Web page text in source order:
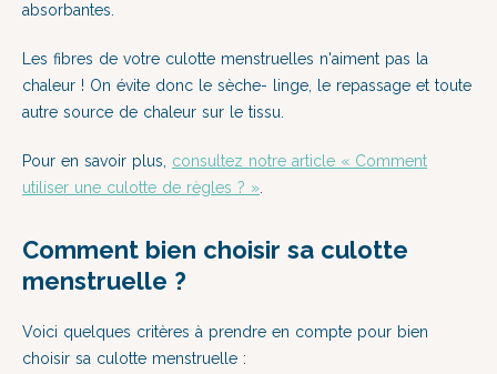
absorbantes.
Les fibres de votre culotte menstruelles n'aiment pas la
chaleur ! On évite donc le sèche- linge, le repassage et toute
autre source de chaleur sur le tissu.
Pour en savoir plus, consultez notre article « Comment
utiliser une culotte de règles ? ».
Comment bien choisir sa culotte
menstruelle ?
Voici quelques critères à prendre en compte pour bien
choisir sa culotte menstruelle :